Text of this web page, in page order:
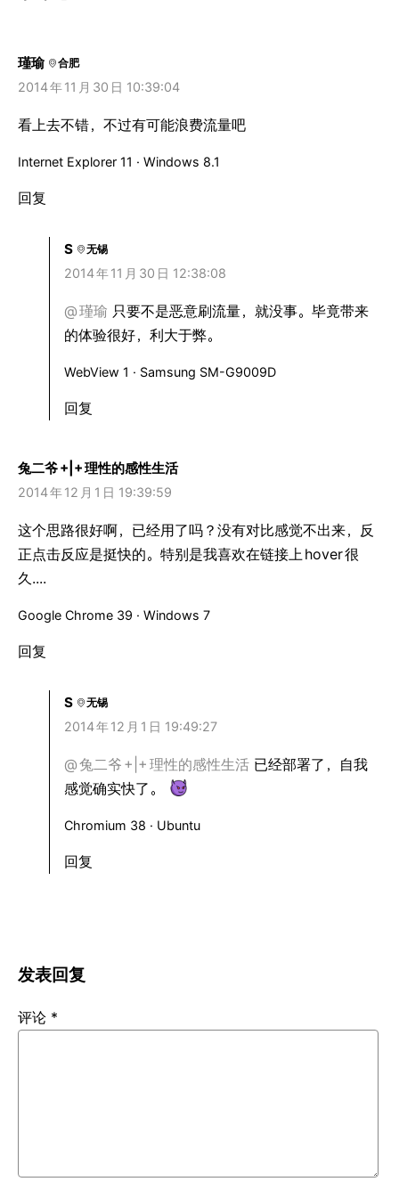
瑾瑜 合肥
2014年11 月 30 日 10:39:04
看上去不错，不过有可能浪费流量吧
Internet Explorer 11 · Windows 8.1
回复
S 无锡
2014年11 月 30 日 12:38:08
@瑾瑜 只要不是恶意刷流量，就没事。毕竟带来
的体验很好，利大于弊。
WebView 1 · Samsung SM-G9009D
回复
兔二爷+|+理性的感性生活
2014年12 月 1 日 19:39:59
这个思路很好啊，已经用了吗？没有对比感觉不出来，反
正点击反应是挺快的。特别是我喜欢在链接上 hover很
久....
Google Chrome 39 · Windows 7
回复
S 无锡
2014年12 月 1 日 19:49:27
@兔二爷 +|+ 理性的感性生活 已经部署了，自我
感觉确实快了。
Chromium 38 · Ubuntu
回复
发表回复
评论 *